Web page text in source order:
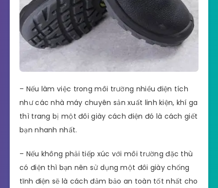
– Nếu làm việc trong môi trường nhiều điện tích
như các nhà máy chuyên sản xuất linh kiện, khí ga
thì trang bị một đôi giày cách điện đó là cách giết
bạn nhanh nhất.
– Nếu không phải tiếp xúc với môi trường đặc thù
có điện thì bạn nên sử dụng một đôi giày chống
tĩnh điện sẽ là cách đảm bảo an toàn tốt nhất cho